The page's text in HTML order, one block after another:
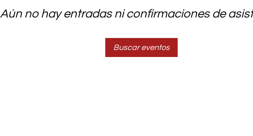
Aún no hay entradas ni confirmaciones de
Buscar eventos